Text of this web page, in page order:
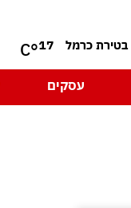
17
°C
עסקים